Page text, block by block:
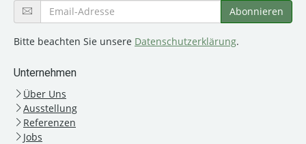
Bitte beachten Sie unsere Datenschutzerklärung.
Unternehmen
Über Uns
Ausstellung
Referenzen
Jobs